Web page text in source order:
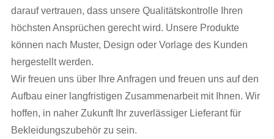
darauf vertrauen, dass unsere Qualitätskontrolle Ihren
höchsten Ansprüchen gerecht wird. Unsere Produkte
können nach Muster, Design oder Vorlage des Kunden
hergestellt werden.
Wir freuen uns über Ihre Anfragen und freuen uns auf den
Aufbau einer langfristigen Zusammenarbeit mit Ihnen. Wir
hoffen, in naher Zukunft Ihr zuverlässiger Lieferant für
Bekleidungszubehör zu sein.